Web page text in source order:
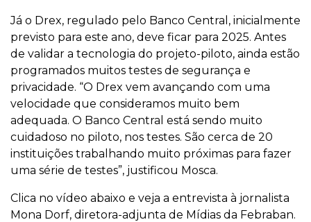
Já o Drex, regulado pelo Banco Central, inicialmente
previsto para este ano, deve ficar para 2025. Antes
de validar a tecnologia do projeto-piloto, ainda estão
programados muitos testes de segurança e
privacidade. “O Drex vem avançando com uma
velocidade que consideramos muito bem
adequada. O Banco Central está sendo muito
cuidadoso no piloto, nos testes. São cerca de 20
instituições trabalhando muito próximas para fazer
uma série de testes”, justificou Mosca.
Clica no vídeo abaixo e veja a entrevista à jornalista
Mona Dorf, diretora-adjunta de Mídias da Febraban.